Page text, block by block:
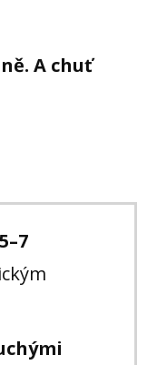
A chuť